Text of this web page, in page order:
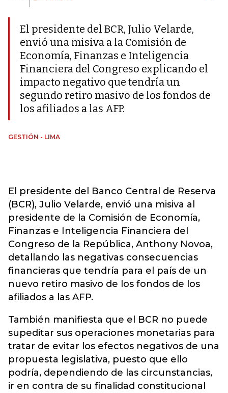
El presidente del BCR, Julio Velarde,
envió una misiva a la Comisión de
Economía, Finanzas e Inteligencia
Financiera del Congreso explicando el
impacto negativo que tendría un
segundo retiro masivo de los fondos de
los afiliados a las AFP.
GESTIÓN - LIMA
El presidente del Banco Central de Reserva
(BCR), Julio Velarde, envió una misiva al
presidente de la Comisión de Economía,
Finanzas e Inteligencia Financiera del
Congreso de la República, Anthony Novoa,
detallando las negativas consecuencias
financieras que tendría para el país de un
nuevo retiro masivo de los fondos de los
afiliados a las AFP.
También manifiesta que el BCR no puede
supeditar sus operaciones monetarias para
tratar de evitar los efectos negativos de una
propuesta legislativa, puesto que ello
podría, dependiendo de las circunstancias,
ir en contra de su finalidad constitucional